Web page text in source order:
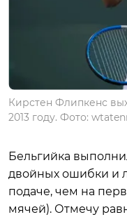
Кирстен Флипкенс
2013 году. Фото:
Бельгийка
двойных ошибки и
подаче, чем на
мячей). Отмечу